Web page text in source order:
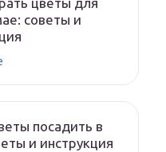
советы и
посадить в
и инструкция